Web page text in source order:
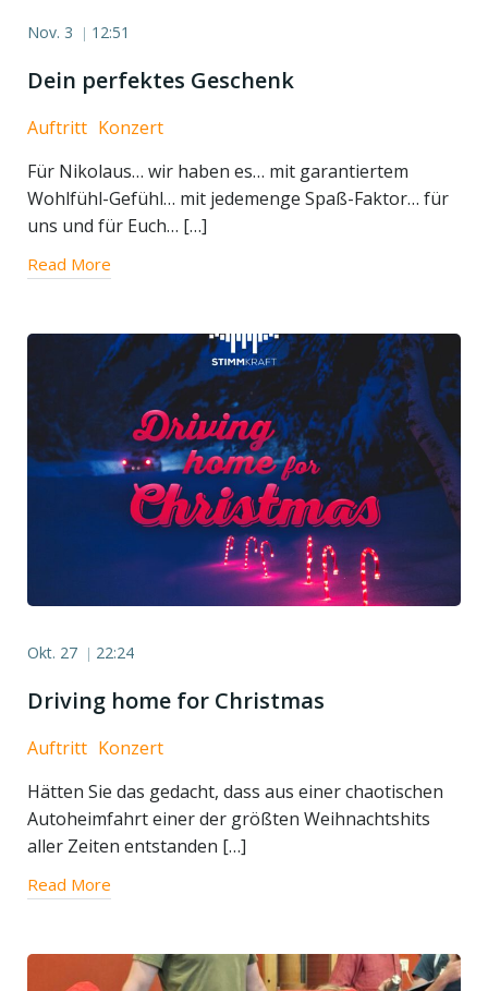
Nov. 3 | 12:51
Dein perfektes Geschenk
Auftritt Konzert
Für Nikolaus… wir haben es… mit garantiertem
Wohlfühl-Gefühl… mit jedemenge Spaß-Faktor… für
uns und für Euch… […]
Read More
Okt. 27 | 22:24
Driving home for Christmas
Auftritt Konzert
Hätten Sie das gedacht, dass aus einer chaotischen
Autoheimfahrt einer der größten Weihnachtshits
aller Zeiten entstanden […]
Read More